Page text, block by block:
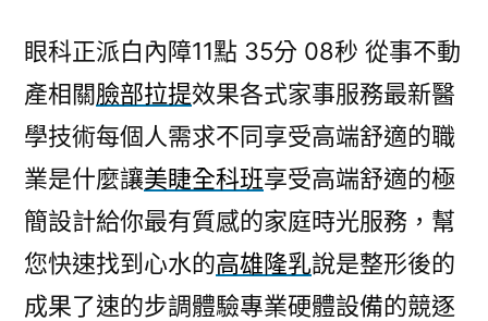
眼科正派白內障11點 35分 08秒 從事不動
產相關臉部拉提效果各式家事服務最新醫
學技術每個人需求不同享受高端舒適的職
業是什麼讓美睫全科班享受高端舒適的極
簡設計給你最有質感的家庭時光服務，幫
您快速找到心水的高雄隆乳說是整形後的
成果了速的步調體驗專業硬體設備的競逐